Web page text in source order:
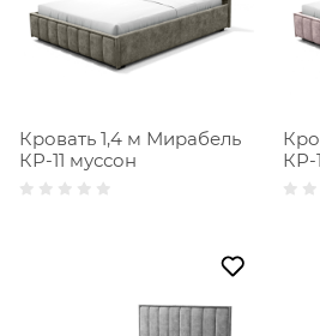
Кровать 1,4 м Мирабель
КР-11 муссон
КР-